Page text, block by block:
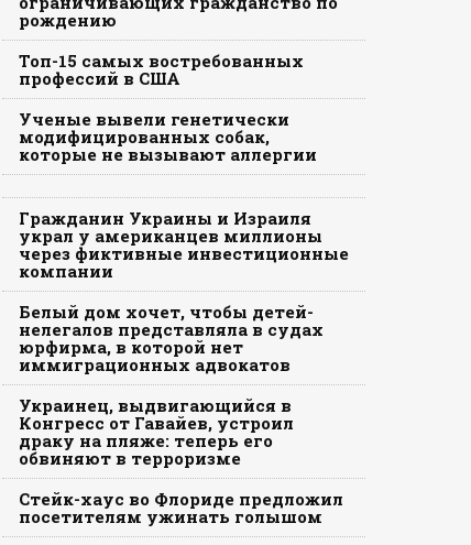
рождению
Топ-15 самых востребованных
профессий в США
Ученые вывели генетически
модифицированных собак,
которые не вызывают аллергии
Гражданин Украины и Израиля
украл у американцев миллионы
через фиктивные инвестиционные
компании
Белый дом хочет, чтобы детей-
нелегалов представляла в судах
юрфирма, в которой нет
иммиграционных адвокатов
Украинец, выдвигающийся в
Конгресс от Гавайев, устроил
драку на пляже: теперь его
обвиняют в терроризме
Стейк-хаус во Флориде предложил
посетителям ужинать голышом